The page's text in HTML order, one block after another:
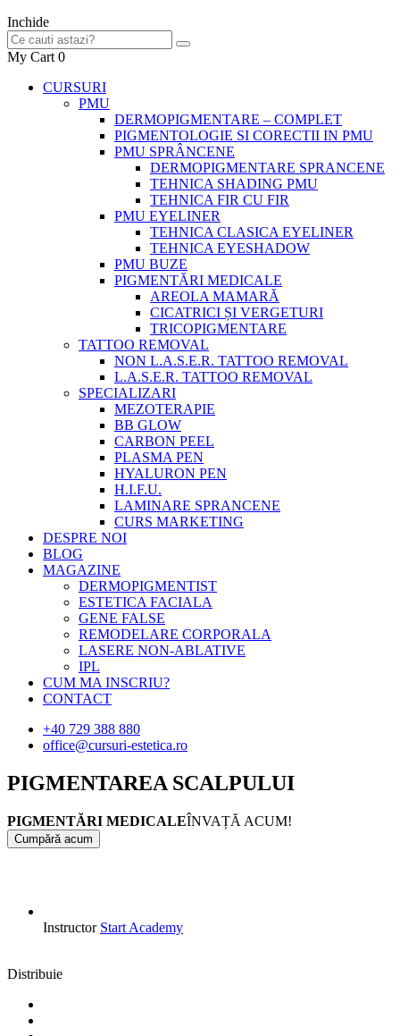
Inchide
My Cart 0
CURSURI
PMU
DERMOPIGMENTARE – COMPLET
PIGMENTOLOGIE SI CORECTII IN PMU
PMU SPRÂNCENE
DERMOPIGMENTARE SPRANCENE
TEHNICA SHADING PMU
TEHNICA FIR CU FIR
PMU EYELINER
TEHNICA CLASICA EYELINER
TEHNICA EYESHADOW
PMU BUZE
PIGMENTĂRI MEDICALE
AREOLA MAMARĂ
CICATRICI ȘI VERGETURI
TRICOPIGMENTARE
TATTOO REMOVAL
NON L.A.S.E.R. TATTOO REMOVAL
L.A.S.E.R. TATTOO REMOVAL
SPECIALIZARI
MEZOTERAPIE
BB GLOW
CARBON PEEL
PLASMA PEN
HYALURON PEN
H.I.F.U.
LAMINARE SPRANCENE
CURS MARKETING
DESPRE NOI
BLOG
MAGAZINE
DERMOPIGMENTIST
ESTETICA FACIALA
GENE FALSE
REMODELARE CORPORALA
LASERE NON-ABLATIVE
IPL
CUM MA INSCRIU?
CONTACT
+40 729 388 880
office@cursuri-estetica.ro
PIGMENTAREA SCALPULUI
PIGMENTĂRI MEDICALEÎNVAȚĂ ACUM!
Cumpără acum
Instructor Start Academy
Distribuie